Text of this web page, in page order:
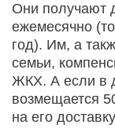
Они получают
ежемесячно
год). Им, а
семьи,
ЖКХ. А если в
возмещается
на его